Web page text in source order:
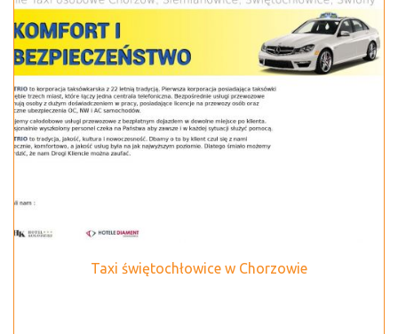
Taxi świętochłowice w Chorzowie